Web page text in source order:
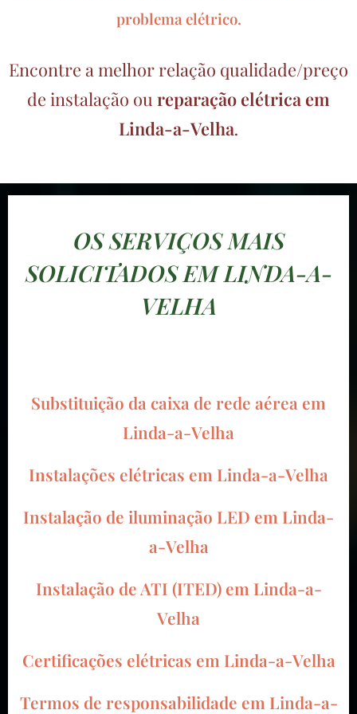
problema elétrico.
Encontre a melhor relação qualidade/preço
de instalação ou reparação elétrica em
Linda-a-Velha.
OS SERVIÇOS MAIS
SOLICITADOS EM LINDA-A-
VELHA
Substituição da caixa de rede aérea em
Linda-a-Velha
Instalações elétricas em Linda-a-Velha
Instalação de iluminação LED em Linda-
a-Velha
Instalação de ATI (ITED) em Linda-a-
Velha
Certificações elétricas em Linda-a-Velha
Termos de responsabilidade em Linda-a-